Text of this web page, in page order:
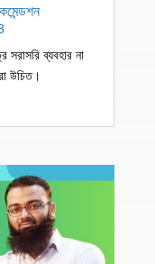
সরাসরি ব্যবহার না
উচিত।